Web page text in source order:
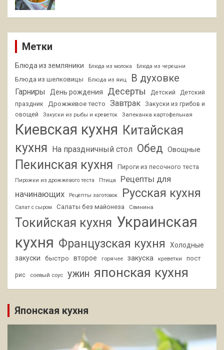
Метки
Блюда из земляники Блюда из молока Блюда из черешни
Блюда из шелковицы Блюда из яиц В духовке
Гарниры День рождения Десерты Детский
Детский
праздник
Дрожжевое тесто Завтрак
Закуски из грибов и
овощей
Закуски из рыбы и креветок Запеканка картофельная
Киевская кухня Китайская
кухня
На праздничный стол Обед Овощные
Пекинская кухня Пироги из песочного теста
Пирожки из дрожжевого теста Птица
Рецепты для
начинающих
Рецепты заготовок Русская кухня
Салат с сыром Салаты без майонеза Свинина
Токийская кухня Украинская
кухня Французская кухня
Холодные
закуски
быстро второе горячее закуска креветки пост
рис соевый соус ужин японская кухня
Японская кухня